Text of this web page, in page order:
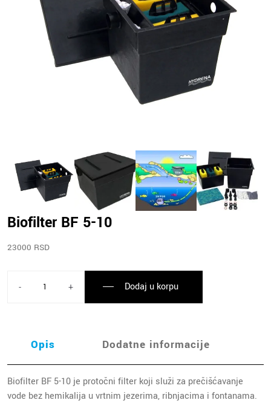
Biofilter BF 5-10
23000 RSD
- + Dodaj u korpu
Opis Dodatne informacije
Biofilter BF 5-10 je protočni filter koji služi za prečišćavanje
vode bez hemikalija u vrtnim jezerima, ribnjacima i fontanama.